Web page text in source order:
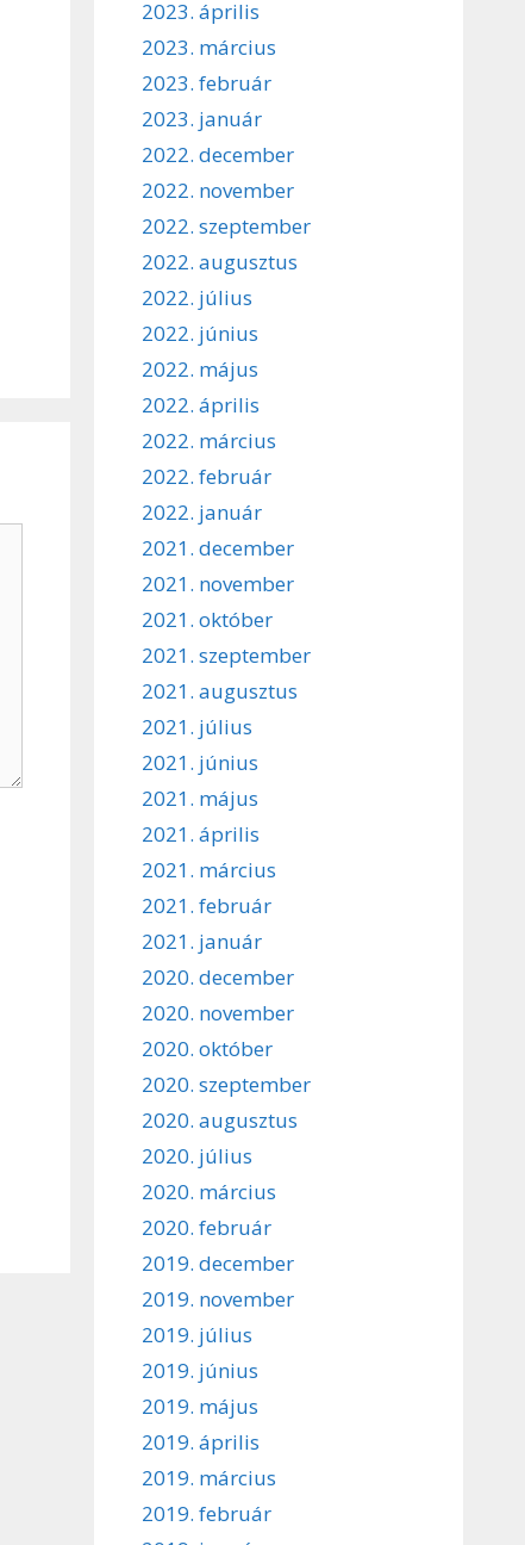
2023. április
2023. március
2023. február
2023. január
2022. december
2022. november
2022. szeptember
2022. augusztus
2022. július
2022. június
2022. május
2022. április
2022. március
2022. február
2022. január
2021. december
2021. november
2021. október
2021. szeptember
2021. augusztus
2021. július
2021. június
2021. május
2021. április
2021. március
2021. február
2021. január
2020. december
2020. november
2020. október
2020. szeptember
2020. augusztus
2020. július
2020. március
2020. február
2019. december
2019. november
2019. július
2019. június
2019. május
2019. április
2019. március
2019. február